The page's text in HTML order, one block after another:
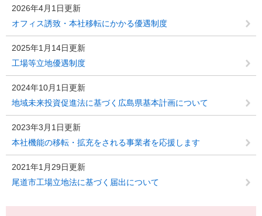
2026年4月1日更新
オフィス誘致・本社移転にかかる優遇制度
2025年1月14日更新
工場等立地優遇制度
2024年10月1日更新
地域未来投資促進法に基づく広島県基本計画について
2023年3月1日更新
本社機能の移転・拡充をされる事業者を応援します
2021年1月29日更新
尾道市工場立地法に基づく届出について